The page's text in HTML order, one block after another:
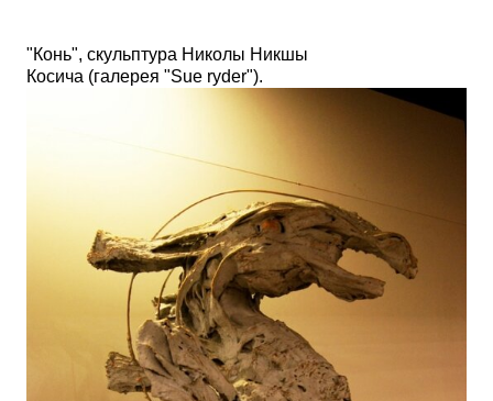
"Конь", скульптура Николы Никшы
Косича (галерея "Sue ryder").